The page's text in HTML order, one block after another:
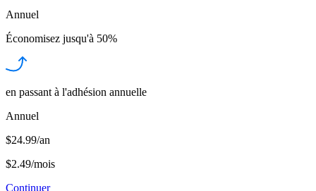
Annuel
Économisez jusqu'à 50%
en passant à l'adhésion annuelle
Annuel
$24.99/an
$2.49/mois
Continuer